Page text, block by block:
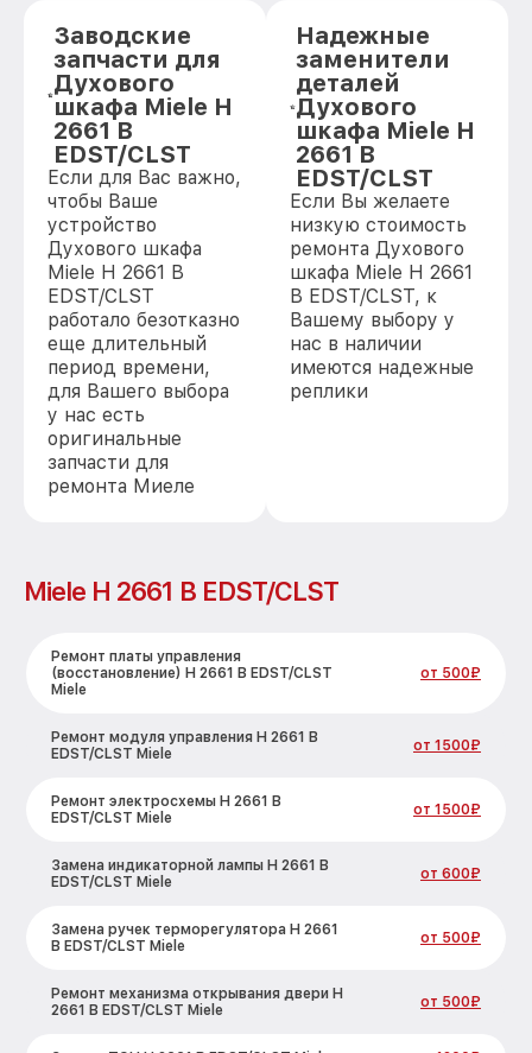
Заводские
запчасти для
Духового
шкафа Miele H
2661 B
EDST/CLST
Если для Вас важно,
чтобы Ваше
устройство
Духового шкафа
Miele H 2661 B
EDST/CLST
работало безотказно
еще длительный
период времени,
для Вашего выбора
у нас есть
оригинальные
запчасти для
ремонта Миеле
Надежные
заменители
деталей
Духового
шкафа Miele H
2661 B
EDST/CLST
Если Вы желаете
низкую стоимость
ремонта Духового
шкафа Miele H 2661
B EDST/CLST, к
Вашему выбору у
нас в наличии
имеются надежные
реплики
Miele H 2661 B EDST/CLST
Ремонт платы управления
(восстановление) H 2661 B EDST/CLST
Miele
от 500₽
Ремонт модуля управления H 2661 B
EDST/CLST Miele
от 1500₽
Ремонт электросхемы H 2661 B
EDST/CLST Miele
от 1500₽
Замена индикаторной лампы H 2661 B
EDST/CLST Miele
от 600₽
Замена ручек терморегулятора H 2661
B EDST/CLST Miele
от 500₽
Ремонт механизма открывания двери H
2661 B EDST/CLST Miele
от 500₽